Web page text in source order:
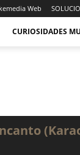
Web
CURIOSIDADES